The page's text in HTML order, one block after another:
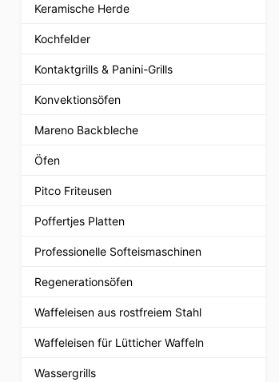
Keramische Herde
Kochfelder
Kontaktgrills & Panini-Grills
Konvektionsöfen
Mareno Backbleche
Öfen
Pitco Friteusen
Poffertjes Platten
Professionelle Softeismaschinen
Regenerationsöfen
Waffeleisen aus rostfreiem Stahl
Waffeleisen für Lütticher Waffeln
Wassergrills